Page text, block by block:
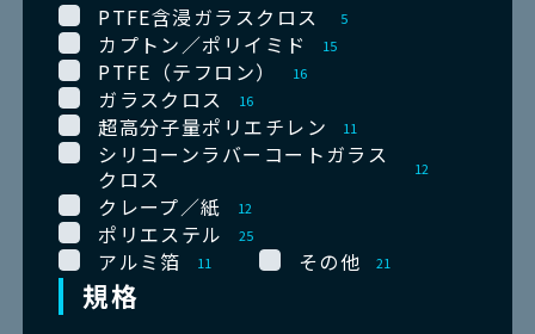
PTFE含浸ガラスクロス 5
カプトン／ポリイミド 15
PTFE（テフロン） 16
ガラスクロス 16
超高分子量ポリエチレン 11
シリコーンラバーコートガラス
クロス
12
クレープ／紙 12
ポリエステル 25
アルミ箔 11 その他 21
規格